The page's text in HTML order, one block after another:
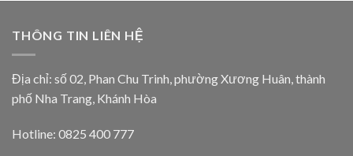
THÔNG TIN LIÊN HỆ
Địa chỉ: số 02, Phan Chu Trinh, phường Xương Huân, thành
phố Nha Trang, Khánh Hòa
Hotline: 0825 400 777